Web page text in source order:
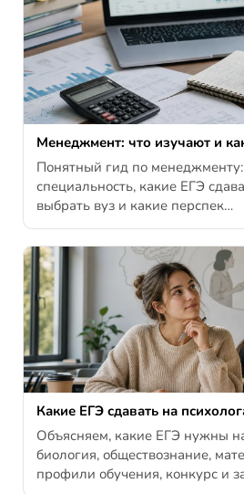
Менеджмент: что изучают и
Понятный гид по
специальность, какие ЕГЭ
выбрать вуз и какие перспек…
Какие ЕГЭ сдавать на
Объясняем, какие ЕГЭ нужны
биология, обществознание,
профили обучения, конкурс и